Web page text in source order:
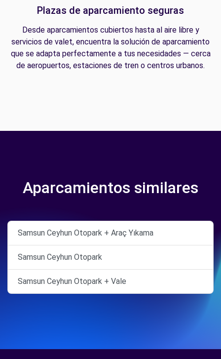
Plazas de aparcamiento seguras
Desde aparcamientos cubiertos hasta al aire libre y
servicios de valet, encuentra la solución de aparcamiento
que se adapta perfectamente a tus necesidades — cerca
de aeropuertos, estaciones de tren o centros urbanos.
Aparcamientos similares
Samsun Ceyhun Otopark + Araç Yıkama
Samsun Ceyhun Otopark
Samsun Ceyhun Otopark + Vale